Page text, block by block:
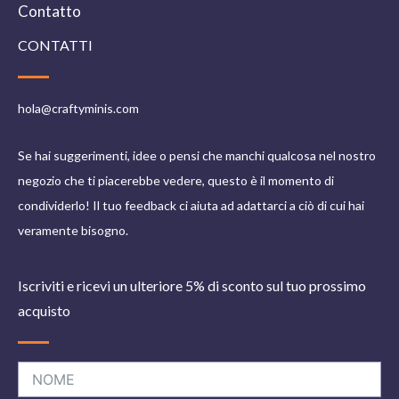
Contatto
CONTATTI
hola@craftyminis.com
Se hai suggerimenti, idee o pensi che manchi qualcosa nel nostro
negozio che ti piacerebbe vedere, questo è il momento di
condividerlo! Il tuo feedback ci aiuta ad adattarci a ciò di cui hai
veramente bisogno.
Iscriviti e ricevi un ulteriore 5% di sconto sul tuo prossimo
acquisto